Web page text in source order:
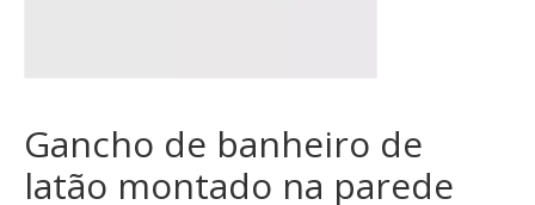
Gancho de banheiro de
latão montado na parede